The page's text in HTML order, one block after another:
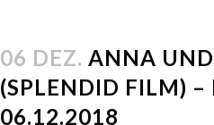
06 DEZ. ANNA UND
(SPLENDID FILM) –
06.12.2018